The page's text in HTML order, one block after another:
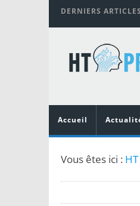
DERNIERS ARTICLES
Accueil
Vous êtes ici :